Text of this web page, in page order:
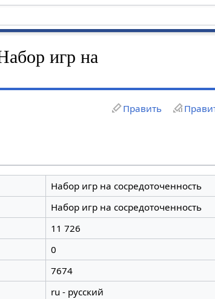
игр на
Править
Набор игр на сосредоточенность
Набор игр на сосредоточенность
11 726
0
7674
ru - русский